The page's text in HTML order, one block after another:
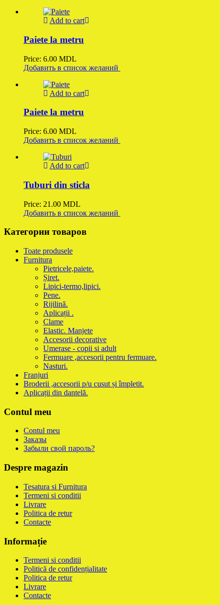
Add to cart
Paiete la metru
Price: 6.00 MDL
Добавить в список желаний
Add to cart
Paiete la metru
Price: 6.00 MDL
Добавить в список желаний
Add to cart
Tuburi din sticla
Price: 21.00 MDL
Добавить в список желаний
Категории товаров
Toate produsele
Furnitura
Pietricele,paiete.
Șiret.
Lipici-termo,lipici.
Pene.
Rijilină.
Aplicații .
Clame
Elastic. Manjete
Accesorii decorative
Umerase - copii si adult
Fermuare ,accesorii pentru fermuare.
Nasturi.
Franjuri
Broderii ,accesorii p/u cusut și împletit.
Aplicații din dantelă.
Contul meu
Contul meu
Заказы
Забыли свой пароль?
Despre magazin
Tesatura si Furnitura
Termeni si conditii
Livrare
Politica de retur
Contacte
Informație
Termeni si conditii
Politică de confidențialitate
Politica de retur
Livrare
Contacte